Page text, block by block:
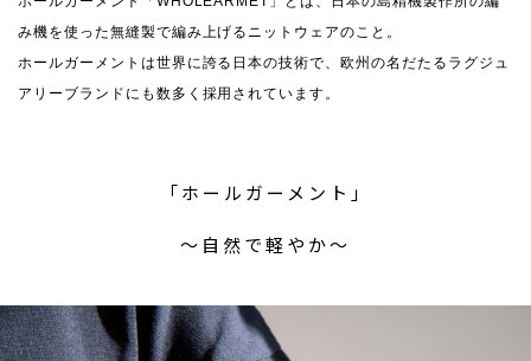
み機を使った無縫製で編み上げるニットウェアのこと。
ホールガーメントは世界に誇る日本の技術で、欧州の名だたるラグジュ
アリーブランドにも数多く採用されています。
「ホールガーメント」
〜自然で軽やか〜